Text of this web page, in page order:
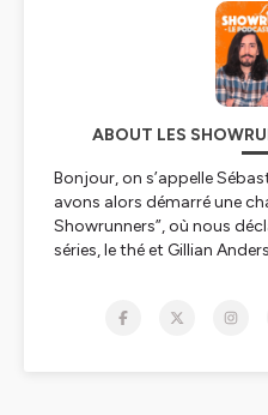
ABOUT LES
Bonjour, on s’appelle
avons alors démarré une
Showrunners”, où nous
séries, le thé et Gillian
regardons et espérons